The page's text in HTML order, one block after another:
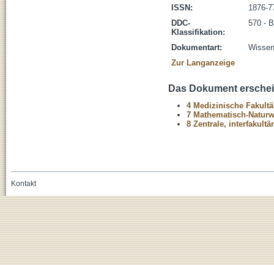
ISSN:
1876-
DDC-
Klassifikation:
570 -
Dokumentart:
Zur Langanzeige
Das Dokument
4 Medizinische
7 Mathematisch-
8 Zentrale,
Kontakt